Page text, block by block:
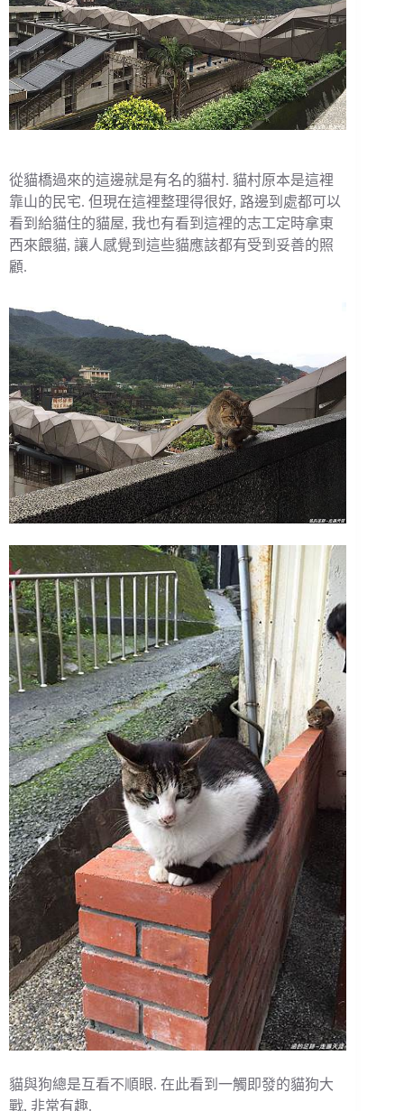
從貓橋過來的這邊就是有名的貓村. 貓村原本是這裡
靠山的民宅. 但現在這裡整理得很好, 路邊到處都可以
看到給貓住的貓屋, 我也有看到這裡的志工定時拿東
西來餵貓, 讓人感覺到這些貓應該都有受到妥善的照
顧.
貓與狗總是互看不順眼. 在此看到一觸即發的貓狗大
戰, 非常有趣.